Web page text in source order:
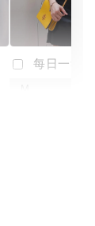
每日一笑